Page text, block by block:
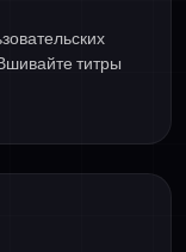
титры